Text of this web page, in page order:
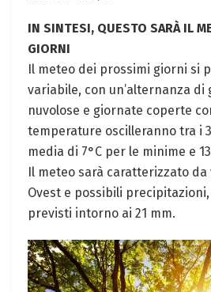
IN SINTESI, QUESTO SARÀ IL
GIORNI
Il meteo dei prossimi giorni si
variabile, con un’alternanza di
nuvolose e giornate coperte
temperature oscilleranno tra i
media di 7°C per le minime e
Il meteo sarà caratterizzato
Ovest e possibili
previsti intorno ai 21 mm.